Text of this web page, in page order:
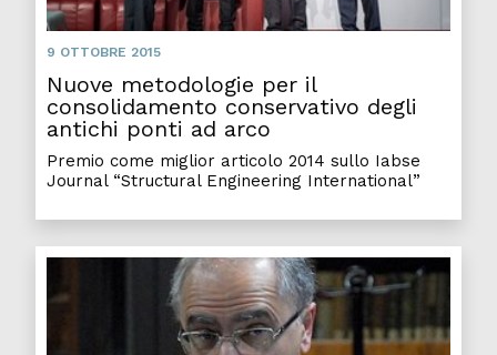
9 OTTOBRE 2015
Nuove metodologie per il
consolidamento conservativo degli
antichi ponti ad arco
Premio come miglior articolo 2014 sullo Iabse
Journal “Structural Engineering International”